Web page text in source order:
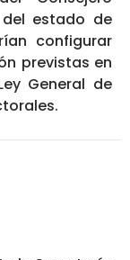
estado de
configurar
previstas en
General de